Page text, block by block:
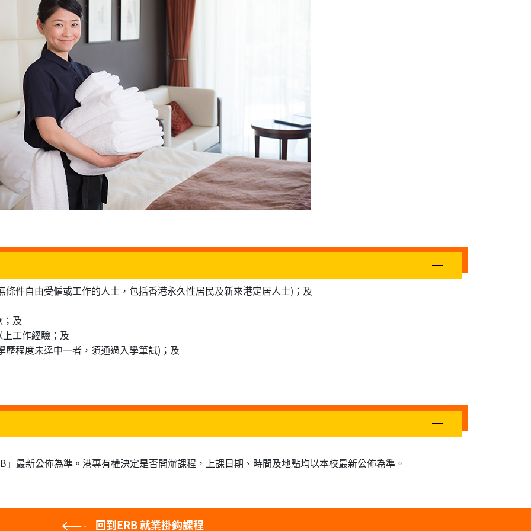
件自由受僱或工作的人士，包括香港永久性居民及新來港定居人士)；及
及
工作經驗；及
程度未達中一者，須通過入學筆試)；及
最新公佈為準。港專有權決定是否開辦課程，上課日期、時間及地點均以本校最新公佈為準。
回到ERB 就業掛鈎課程